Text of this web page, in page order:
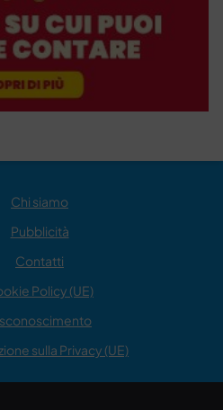
Chi siamo
Pubblicità
Contatti
Policy (UE)
sulla Privacy (UE)